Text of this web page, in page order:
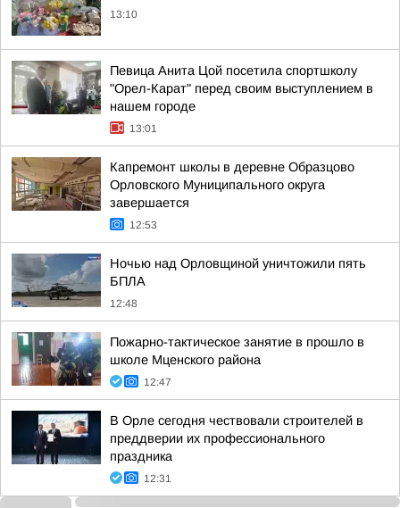
13:10
Певица Анита Цой посетила спортшколу
"Орел-Карат" перед своим выступлением в
нашем городе
13:01
Капремонт школы в деревне Образцово
Орловского Муниципального округа
завершается
12:53
Ночью над Орловщиной уничтожили пять
БПЛА
12:48
Пожарно-тактическое занятие в прошло в
школе Мценского района
12:47
В Орле сегодня чествовали строителей в
преддверии их профессионального
праздника
12:31